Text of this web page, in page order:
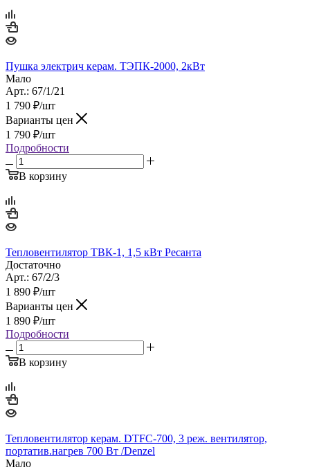
Пушка электрич керам. ТЭПК-2000, 2кВт
Мало
Арт.: 67/1/21
1 790 ₽/шт
Варианты цен
1 790 ₽/шт
Подробности
В корзину
Тепловентилятор ТВК-1, 1,5 кВт Ресанта
Достаточно
Арт.: 67/2/3
1 890 ₽/шт
Варианты цен
1 890 ₽/шт
Подробности
В корзину
Тепловентилятор керам. DTFC-700, 3 реж. вентилятор,
портатив.нагрев 700 Вт /Denzel
Мало